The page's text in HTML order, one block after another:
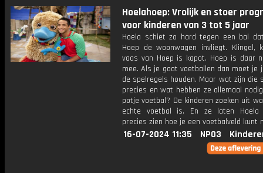
Hoelahoep: Vrolijk en stoer
voor kinderen van 3 tot 5 jaar
Hoela schiet zo hard tegen een bal
Hoep de woonwagen invliegt. Klingel,
vaas van Hoep is kapot. Hoep is daar
mee. Als je gaat voetballen dan moet je
de spelregels houden. Maar wat zijn die
precies en wat hebben ze allemaal
potje voetbal? De kinderen zoeken uit
echte voetbal is. En ze laten Hoela
precies zien hoe je een voetbalveld kunt
16-07-2024 11:35 NPO3